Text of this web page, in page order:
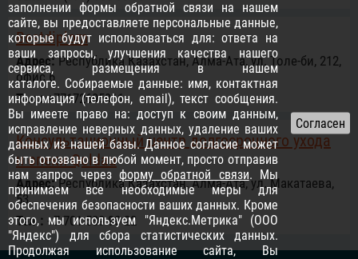
Bestdiplom
Адрес:Республика Казахстан, Алма-Ата, ул. Толе-би, 212,
офис 6
Тел.:+77172695911
Консультационный центр долгосрочного ухода
и опеки Qoldau
Адрес:Республика Казахстан, Алма-Ата, ул. Макатаева,
53
Тел.: +7 701 539 98 22
заполнении формы обратной связи на нашем
сайте, вы предоставляете персональные данные,
которые будут использоваться для: ответа на
ваши запросы, улучшения качества нашего
сервиса, размещения в нашем
каталоге. Собираемые данные: имя, контактная
информация (телефон, email), текст сообщения.
Вы имеете право на: доступ к своим данным,
исправление неверных данных, удаление ваших
данных из нашей базы. Данное согласие может
быть отозвано в любой момент, просто отправив
нам запрос через форму обратной связи. Мы
принимаем все необходимые меры для
обеспечения безопасности ваших данных. Кроме
этого, мы используем "Яндекс.Метрика" (ООО
"Яндекс") для сбора статистических данных.
Продолжая использование сайта, Вы